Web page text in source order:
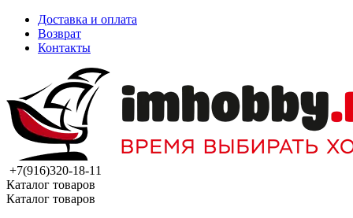
Доставка и оплата
Возврат
Контакты
+7(916)320-18-11
Каталог товаров
Каталог товаров